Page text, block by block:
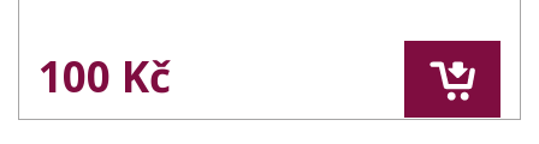
100 Kč